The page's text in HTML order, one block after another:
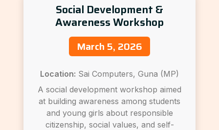
Social Development &
Awareness Workshop
March 5, 2026
Location: Sai Computers, Guna (MP)
A social development workshop aimed
at building awareness among students
and young girls about responsible
citizenship, social values, and self-